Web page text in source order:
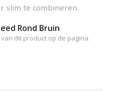
slim te combineren.
Rond Bruin
dit product op de pagina.